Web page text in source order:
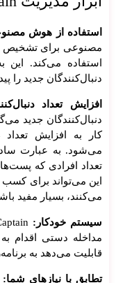
ت
طرا
حی
سای
ت
طرا
حی
سای
ت
وردپ
رس
طرا
حی
ت
استفاده از هوش
مصنوعی برای تشخیص
استفاده می‌کند. این
دنبال‌کنندگان جدید را
افزایش تعداد
دنبال‌کنندگان جدید
کار به افزایش تعداد
تعداد افرادی که
این می‌تواند برای کسب
می‌کنند، بسیار مفید
سیستم خودکار:
مداخله دستی اقدام
قابلیت می‌دهد به
تطابق با نیازهای شما: